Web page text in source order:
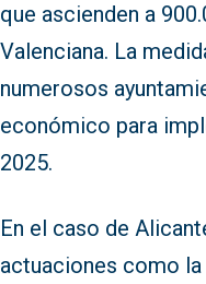
que ascienden a
Valenciana. La
numerosos
económico para
2025.
En el caso de
actuaciones como